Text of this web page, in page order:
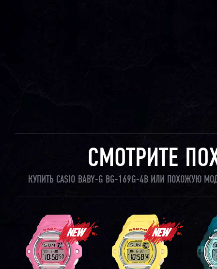
СМОТРИТЕ
КУПИТЬ CASIO BABY-G BG-169G-4B ИЛИ ПОХОЖУЮ